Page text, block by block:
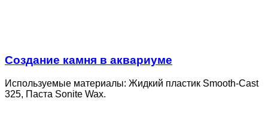
Создание камня в аквариуме
Используемые материалы: Жидкий пластик Smooth-Cast
325, Паста Sonite Wax.